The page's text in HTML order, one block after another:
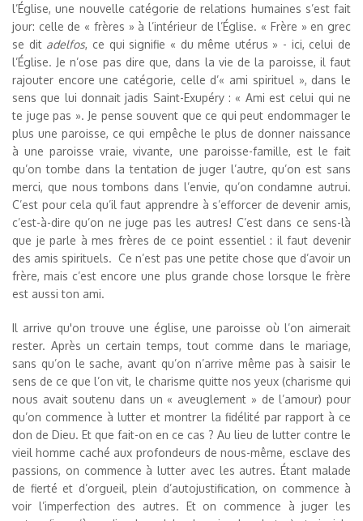
l’Église, une nouvelle catégorie de relations humaines s’est fait
jour: celle de « frères » à l’intérieur de l’Église. « Frère » en grec
se dit adelfos, ce qui signifie « du même utérus » - ici, celui de
l’Église. Je n’ose pas dire que, dans la vie de la paroisse, il faut
rajouter encore une catégorie, celle d’« ami spirituel », dans le
sens que lui donnait jadis Saint-Exupéry : « Ami est celui qui ne
te juge pas ». Je pense souvent que ce qui peut endommager le
plus une paroisse, ce qui empêche le plus de donner naissance
à une paroisse vraie, vivante, une paroisse-famille, est le fait
qu’on tombe dans la tentation de juger l’autre, qu’on est sans
merci, que nous tombons dans l’envie, qu’on condamne autrui.
C’est pour cela qu’il faut apprendre à s’efforcer de devenir amis,
c’est-à-dire qu’on ne juge pas les autres! C’est dans ce sens-là
que je parle à mes frères de ce point essentiel : il faut devenir
des amis spirituels. Ce n’est pas une petite chose que d’avoir un
frère, mais c’est encore une plus grande chose lorsque le frère
est aussi ton ami.
Il arrive qu'on trouve une église, une paroisse où l’on aimerait
rester. Après un certain temps, tout comme dans le mariage,
sans qu’on le sache, avant qu’on n’arrive même pas à saisir le
sens de ce que l’on vit, le charisme quitte nos yeux (charisme qui
nous avait soutenu dans un « aveuglement » de l’amour) pour
qu’on commence à lutter et montrer la fidélité par rapport à ce
don de Dieu. Et que fait-on en ce cas ? Au lieu de lutter contre le
vieil homme caché aux profondeurs de nous-même, esclave des
passions, on commence à lutter avec les autres. Étant malade
de fierté et d’orgueil, plein d’autojustification, on commence à
voir l’imperfection des autres. Et on commence à juger les